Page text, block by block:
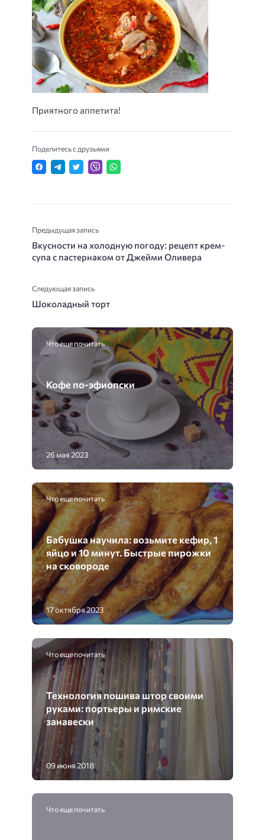
Приятного аппетита!
Поделитесь с друзьями
Предыдущая запись
Вкусности на холодную погоду: рецепт крем-
супа с пастернаком от Джейми Оливера
Следующая запись
Шоколадный торт
Что еще почитать
Кофе по-эфиопски
26 мая 2023
Что еще почитать
Бабушка научила: возьмите кефир, 1
яйцо и 10 минут. Быстрые пирожки
на сковороде
17 октября 2023
Что еще почитать
Технология пошива штор своими
руками: портьеры и римские
занавески
09 июня 2018
Что еще почитать